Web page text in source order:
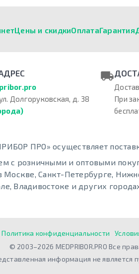
Цены и скидкиОплатаГарантия
Долгоруковская, д. 38
При
ПРО» осуществляет
с розничными и оптовыми
Москве, Санкт-Петербурге,
Владивостоке и других
Политика конфиденциальности
© 2003–2026 MEDPRIBOR.PRO Все
информация не является